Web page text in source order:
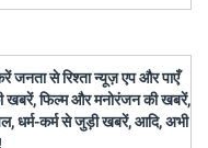
से रिश्ता न्यूज़ एप और पाएँ
खबरें, फिल्म और मनोरंजन की खबरें,
धर्म-कर्म से जुड़ी खबरें, आदि, अभी